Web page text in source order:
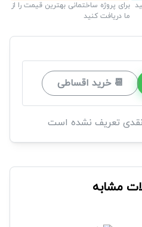
برای پروژه ساختمانی بهترین قیمت را از
ما دریافت کنید
📆 خرید اقساطی
تعریف نشده است
مشابه